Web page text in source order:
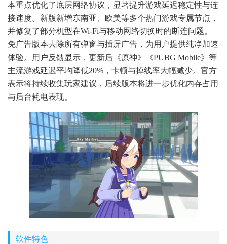
本重点优化了底层网络协议，显著提升游戏延迟稳定性与连
接速度。新版新增东南亚、欧美等多个热门游戏专属节点，
并修复了部分机型在Wi-Fi与移动网络切换时的断连问题。
免广告版本去除所有弹窗与插屏广告，为用户提供纯净加速
体验。用户反馈显示，更新后《原神》《PUBG Mobile》等
主流游戏延迟平均降低20%，卡顿与掉线率大幅减少。官方
表示将持续收集玩家建议，后续版本将进一步优化内存占用
与后台耗电表现。
软件特色